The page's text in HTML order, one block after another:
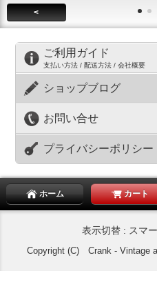
<
ご利用ガイド
支払い方法 / 配送方法 / 会社概要
ショップブログ
お問い合せ
プライバシーポリシー
ホーム カート
表示切替 : スマ
Copyright (C) Crank - Vintage